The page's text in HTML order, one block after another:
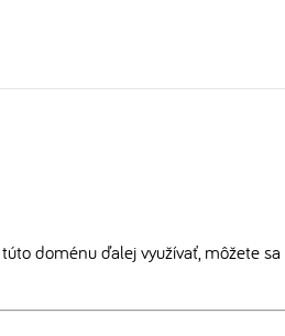
doménu ďalej využívať, môžete sa